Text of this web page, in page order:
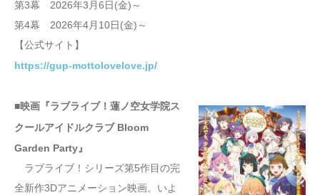
第3幕 2026年3月6日(金)～
第4幕 2026年4月10日(金)～
【公式サイト】
https://gup-mottolovelove.jp/
■映画『ラブライブ！蓮ノ空女学院ス
クールアイドルクラブ Bloom
Garden Party』
ラブライブ！シリーズ第5作目の完
全新作3Dアニメーション映画。いよ